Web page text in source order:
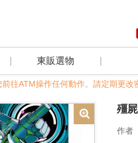
東販選物
操作任何動作。請定期更改密碼，
殭
作者